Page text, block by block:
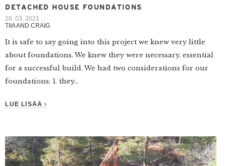
DETACHED HOUSE FOUNDATIONS
26. 03. 2021
TIIA AND CRAIG
It is safe to say going into this project we knew very little
about foundations. We knew they were necessary, essential
for a successful build. We had two considerations for our
foundations: 1. they...
LUE LISÄÄ